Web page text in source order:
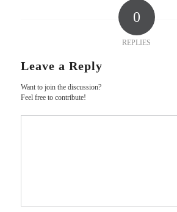
0
REPLIES
Leave a Reply
Want to join the discussion?
Feel free to contribute!